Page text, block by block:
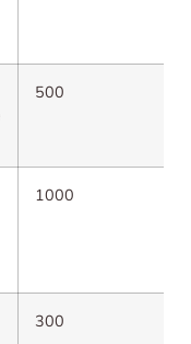
500
1000
300